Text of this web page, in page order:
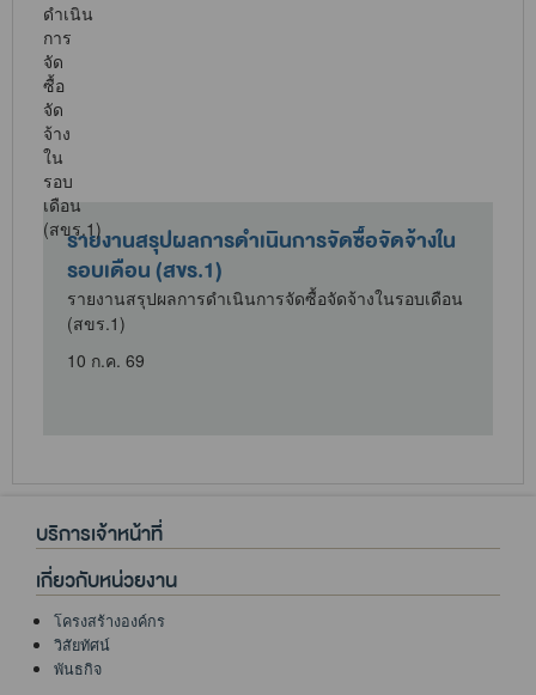
รายงานสรุปผลการดำเนินการจัดซื้อจัดจ้างใน
รอบเดือน (สขร.1)
รายงานสรุปผลการดำเนินการจัดซื้อจัดจ้างในรอบเดือน
(สขร.1)
10 ก.ค. 69
บริการเจ้าหน้าที่
เกี่ยวกับหน่วยงาน
โครงสร้างองค์กร
วิสัยทัศน์
พันธกิจ